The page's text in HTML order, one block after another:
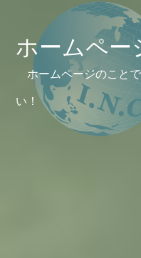
ホームペー
ホームページのこと
い！